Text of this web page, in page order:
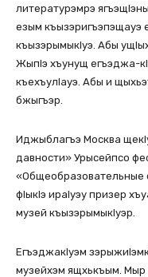
литературэмрэ
езым къызэригъэпэщауэ
къызэрымыкIуэ. Абы
ЖыпIэ хъунущ егъэджа-
къехъулIауэ. Абы и
бжыгъэр.
Иджыблагъэ Москва
давности» Урысейпсо
«Общеобразовательные
фIыкIэ ираIуэу призер
музей къызэрымыкIуэр.
ЕгъэджакIуэм
музейхэм ящхькъым. Мыр